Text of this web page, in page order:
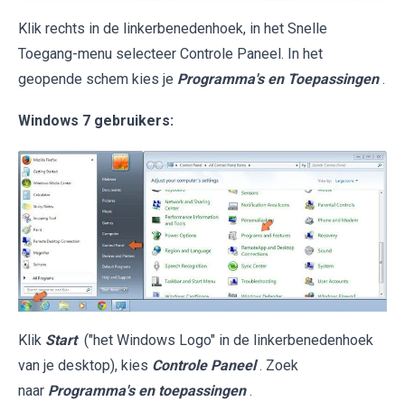
Klik rechts in de linkerbenedenhoek, in het Snelle
Toegang-menu selecteer Controle Paneel. In het
geopende schem kies je Programma's en Toepassingen .
Windows 7 gebruikers:
Klik Start ("het Windows Logo" in de linkerbenedenhoek
van je desktop), kies Controle Paneel . Zoek
naar Programma's en toepassingen .